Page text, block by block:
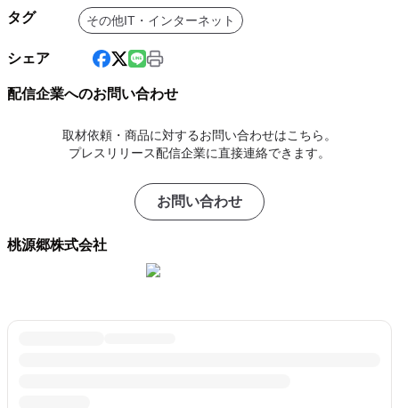
タグ その他IT・インターネット
シェア
配信企業へのお問い合わせ
取材依頼・商品に対するお問い合わせはこちら。
プレスリリース配信企業に直接連絡できます。
お問い合わせ
桃源郷株式会社